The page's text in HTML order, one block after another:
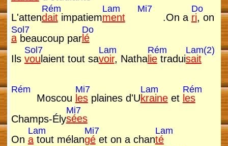
L'atten
Rém
daitimpatiem
Lam
ment
Mi7
.On a
Do
ri, on
Sol7
abeaucoup par
Do
lé
Ils
Sol7
vou laient tout sa
Lam
voir, Natha
Rém
lietradui
Lam(2)
sait
Rém
Moscou
Mi7
lesplaines d'U
Lam
kraineet
Rém
les
Champs-Ély
Mi7
sées
On
Lam
atout mélan
Mi7
géet on a chan
Lam
té